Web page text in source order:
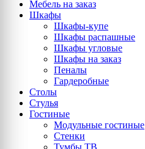
Мебель на заказ
Шкафы
Шкафы-купе
Шкафы распашные
Шкафы угловые
Шкафы на заказ
Пеналы
Гардеробные
Столы
Стулья
Гостиные
Модульные гостиные
Стенки
Тумбы ТВ